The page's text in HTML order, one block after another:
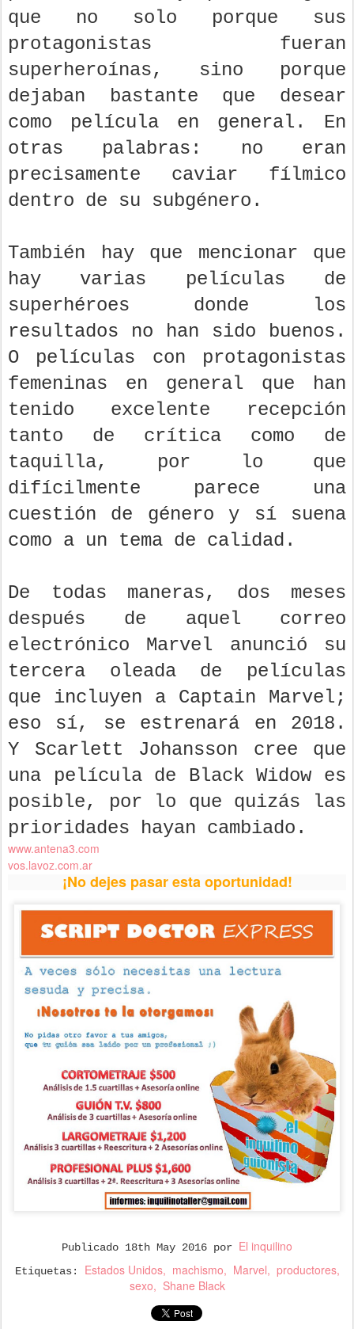
que no solo porque sus
protagonistas fueran
superheroínas, sino porque
dejaban bastante que desear
como película en general. En
otras palabras: no eran
precisamente caviar fílmico
dentro de su subgénero.
También hay que mencionar que
hay varias películas de
superhéroes donde los
resultados no han sido buenos.
O películas con protagonistas
femeninas en general que han
tenido excelente recepción
tanto de crítica como de
taquilla, por lo que
difícilmente parece una
cuestión de género y sí suena
como a un tema de calidad.
De todas maneras, dos meses
después de aquel correo
electrónico Marvel anunció su
tercera oleada de películas
que incluyen a Captain Marvel;
eso sí, se estrenará en 2018.
Y Scarlett Johansson cree que
una película de Black Widow es
posible, por lo que quizás las
prioridades hayan cambiado.
www.antena3.com
vos.lavoz.com.ar
¡No dejes pasar esta oportunidad!
Publicado 18th May 2016 por El inquilino
Etiquetas: Estados Unidos machismo Marvel
productores
sexo
Shane Black